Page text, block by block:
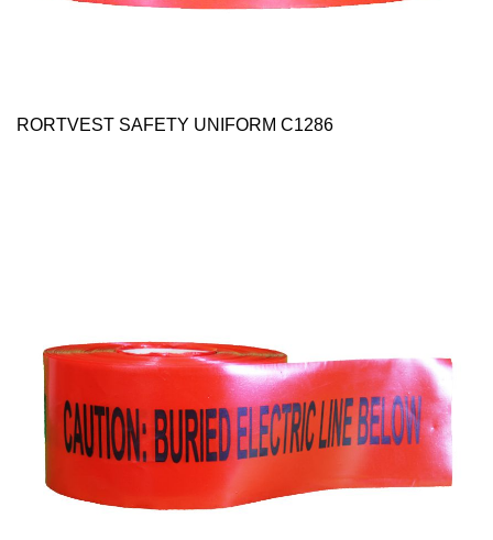
RORTVEST SAFETY UNIFORM C1286